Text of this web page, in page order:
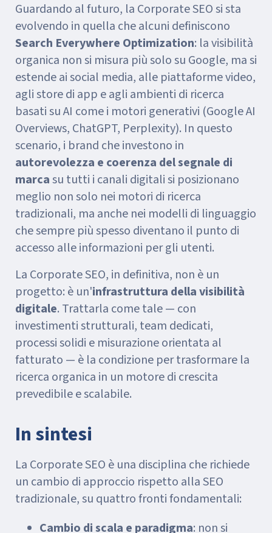
Guardando al futuro, la Corporate SEO si sta
evolvendo in quella che alcuni definiscono
Search Everywhere Optimization: la visibilità
organica non si misura più solo su Google, ma si
estende ai social media, alle piattaforme video,
agli store di app e agli ambienti di ricerca
basati su AI come i motori generativi (Google AI
Overviews, ChatGPT, Perplexity). In questo
scenario, i brand che investono in
autorevolezza e coerenza del segnale di
marcasu tutti i canali digitali si posizionano
meglio non solo nei motori di ricerca
tradizionali, ma anche nei modelli di linguaggio
che sempre più spesso diventano il punto di
accesso alle informazioni per gli utenti.
La Corporate SEO, in definitiva, non è un
progetto: è un'infrastruttura della visibilità
digitale. Trattarla come tale — con
investimenti strutturali, team dedicati,
processi solidi e misurazione orientata al
fatturato — è la condizione per trasformare la
ricerca organica in un motore di crescita
prevedibile e scalabile.
In sintesi
La Corporate SEO è una disciplina che richiede
un cambio di approccio rispetto alla SEO
tradizionale, su quattro fronti fondamentali:
Cambio di scala e paradigma: non si